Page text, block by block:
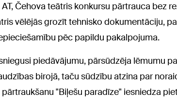
Čehova teātris konkursu pārtrauca bez
vēlējās grozīt tehnisko dokumentāciju,
pēc papildu pakalpojuma.
piedāvājumu, pārsūdzēja lēmumu
birojā, taču sūdzību atzina par
"Biļešu paradīze" iesniedza